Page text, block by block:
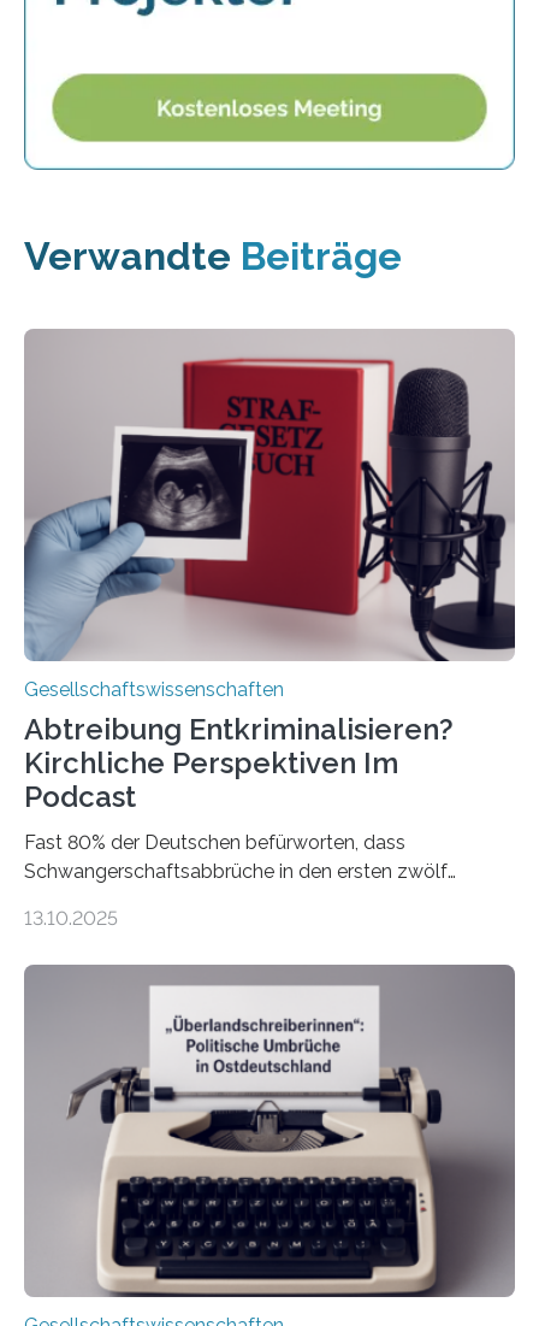
Verwandte Beiträge
Gesellschaftswissenschaften
Abtreibung Entkriminalisieren?
Kirchliche Perspektiven Im
Podcast
Fast 80% der Deutschen befürworten, dass
Schwangerschaftsabbrüche in den ersten zwölf
doch bleibt das Thema hoch emotional und politisch
einer gesellschaftlichen Spaltung des Landes, und
2025 sorgt der Fall Brosius-Gersdorf für
Schlagzeilen.Das Sozialwissenschaftliche Institut der
EKD hat untersucht, wie Menschen in Deutschland
wirklich über Schwangerschaftsabbrüche denken und
wie sich ihre Haltung je nach Konfession, Region und
Bildung unterscheidet. Darüber sprechen Veronika
Eufinger und Dr. Kristin Torka…
13.10.2025